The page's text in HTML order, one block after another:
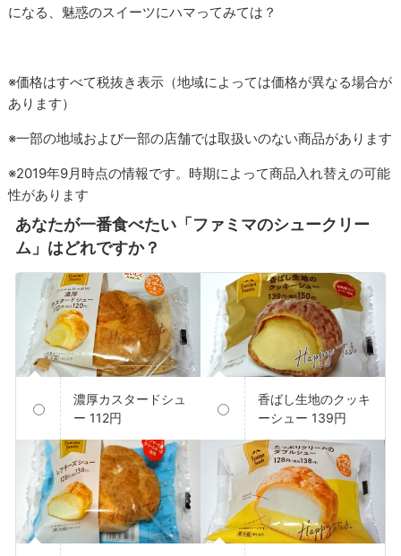
になる、魅惑のスイーツにハマってみては？
※価格はすべて税抜き表示（地域によっては価格が異なる場合が
あります）
※一部の地域および一部の店舗では取扱いのない商品があります
※2019年9月時点の情報です。時期によって商品入れ替えの可能
性があります